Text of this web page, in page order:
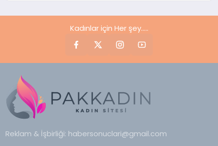
Kadınlar için Her şey.....
Reklam & İşbirliği: habersonuclari@gmail.com